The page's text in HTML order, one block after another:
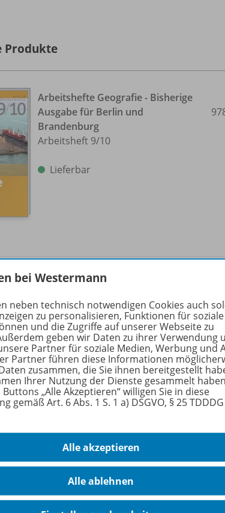
Produkte
Arbeitshefte Geografie - Bisherige
Ausgabe für Berlin und
Brandenburg
Arbeitsheft 9/10
Lieferbar
Seydlitz Geografie - Auslaufende
Brandenburg
Lehrermaterialien 9 /10
Solange der Vorrat reicht
Nur für ausgewählte Kundengruppen
bestellbar
Seydlitz Geografie - Auslaufende
Ausgabe für Berlin und
Brandenburg
Kopiervorlagen 9 /10
bei Westermann
neben technisch notwendigen Cookies auch
zu personalisieren, Funktionen für
und die Zugriffe auf unserer Webseite zu
geben wir Daten zu ihrer Verwendung
Partner für soziale Medien, Werbung und
Partner führen diese Informationen
zusammen, die Sie ihnen bereitgestellt
Ihrer Nutzung der Dienste gesammelt
„Alle Akzeptieren“ willigen Sie in diese
gemäß Art. 6 Abs. 1 S. 1 a) DSGVO, § 25
Alle akzeptieren
Alle ablehnen